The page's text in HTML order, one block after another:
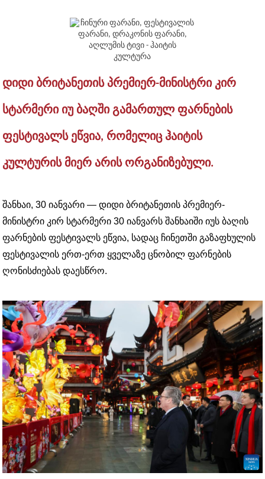
ᲓᲘᲓᲘ ᲑᲠᲘᲢᲐᲜᲔᲗᲘᲡ ᲞᲠᲔᲛᲘᲔᲠ-ᲛᲘᲜᲘᲡᲢᲠᲘ ᲙᲘᲠ
ᲡᲢᲐᲠᲛᲔᲠᲘ ᲘᲣ ᲑᲐᲦᲨᲘ ᲒᲐᲛᲐᲠᲗᲣᲚ ᲤᲐᲠᲜᲔᲑᲘᲡ
ᲤᲔᲡᲢᲘᲕᲐᲚᲡ ᲔᲬᲕᲘᲐ, ᲠᲝᲛᲔᲚᲘᲪ ᲰᲐᲘᲢᲘᲡ
ᲙᲣᲚᲢᲣᲠᲘᲡ ᲛᲘᲔᲠ ᲐᲠᲘᲡ ᲝᲠᲒᲐᲜᲘᲖᲔᲑᲣᲚᲘ.
შანხაი, 30 იანვარი — დიდი ბრიტანეთის პრემიერ-
მინისტრი კირ სტარმერი 30 იანვარს შანხაიში იუს ბაღის
ფარნების ფესტივალს ეწვია, სადაც ჩინეთში გაზაფხულის
ფესტივალის ერთ-ერთ ყველაზე ცნობილ ფარნების
ღონისძიებას დაესწრო.